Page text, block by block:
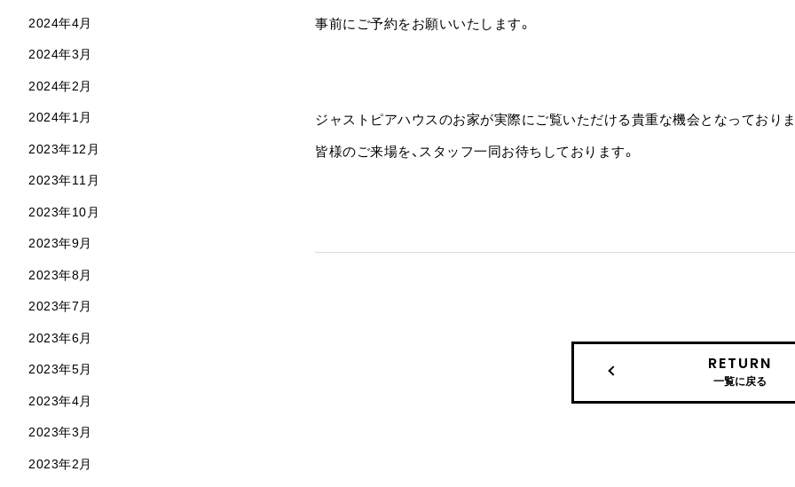
2024年4月
2024年3月
2024年2月
2024年1月
2023年12月
2023年11月
2023年10月
2023年9月
2023年8月
2023年7月
2023年6月
2023年5月
2023年4月
2023年3月
2023年2月
事前にご予約をお願いいたします。
ジャストピアハウスのお家が実際にご覧いただける貴重な機会となっており
皆様のご来場を、スタッフ一同お待ちしております。
RETURN
一覧に戻る